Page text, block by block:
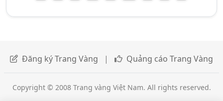
Đăng ký Trang Vàng | Quảng cáo Trang Vàng
Copyright © 2008 Trang vàng Việt Nam. All rights reserved.